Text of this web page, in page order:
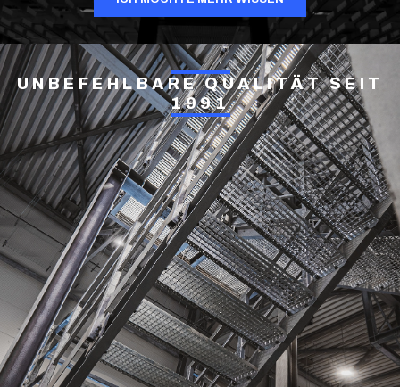
UNBEFEHLBARE QUALITÄT SEIT
1991